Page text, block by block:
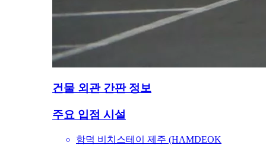
건물 외관 간판 정보
주요 입점 시설
함덕 비치스테이 제주 (HAMDEOK